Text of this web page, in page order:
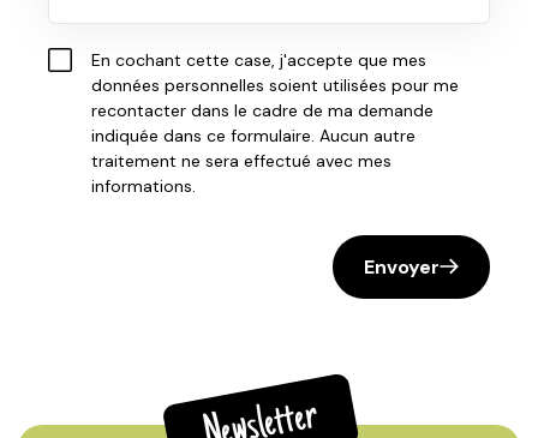
En cochant cette case, j'accepte que mes
données personnelles soient utilisées pour me
recontacter dans le cadre de ma demande
indiquée dans ce formulaire. Aucun autre
traitement ne sera effectué avec mes
informations.
Envoyer